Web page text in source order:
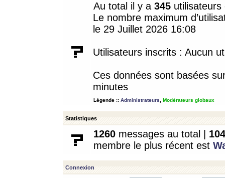
Au total il y a 345
Le nombre maximum
le 29 Juillet 2026 16:08
Utilisateurs inscrits : Aucun
Ces données sont basées
minutes
Légende :: Administrateurs Modérateurs globaux
Statistiques
1260 messages au total | 104
membre le plus récent est
Connexion